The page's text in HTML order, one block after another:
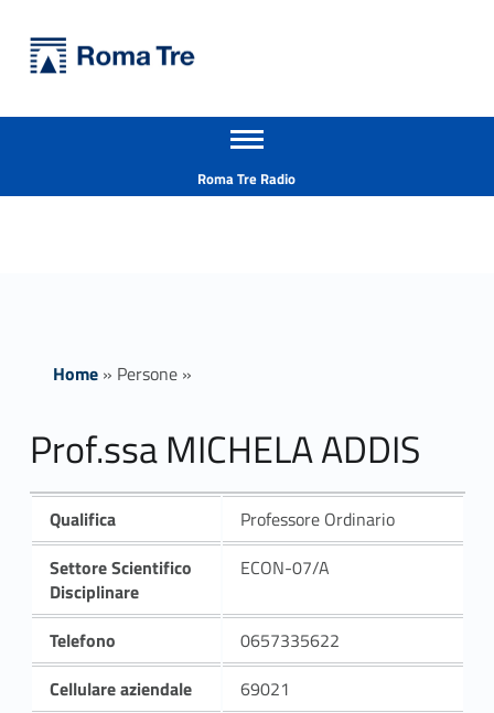
Prof.ssa MICHELA ADDIS - Università Roma Tre
Apri il menu secondario
Roma Tre Radio
Home» Persone»
Prof.ssa MICHELA ADDIS
Qualifica
Professore Ordinario
Settore Scientifico
Disciplinare
ECON-07/A
Telefono
0657335622
Cellulare aziendale
69021